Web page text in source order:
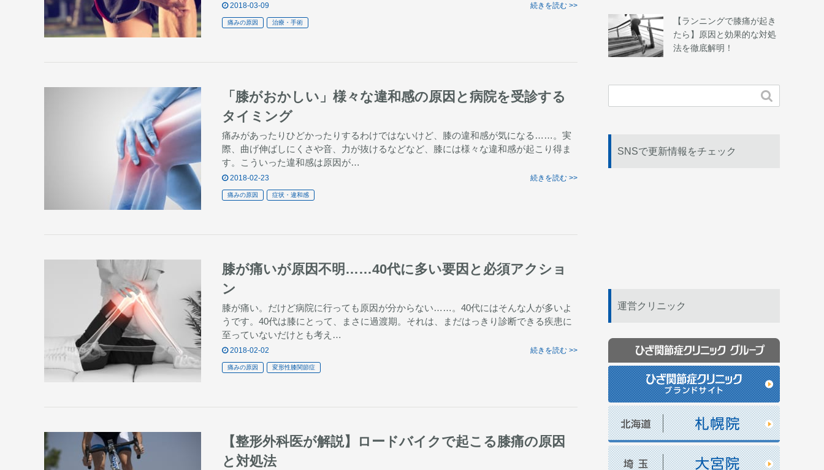
2018-03-09 続きを読む >>
痛みの原因 治療・手術
「膝がおかしい」様々な違和感の原因と病院を受診する
タイミング
痛みがあったりひどかったりするわけではないけど、膝の違和感が気になる……。実
際、曲げ伸ばしにくさや音、力が抜けるなどなど、膝には様々な違和感が起こり得ま
す。こういった違和感は原因が…
2018-02-23 続きを読む >>
痛みの原因 症状・違和感
膝が痛いが原因不明……40代に多い要因と必須アクショ
ン
膝が痛い。だけど病院に行っても原因が分からない……。40代にはそんな人が多いよ
うです。40代は膝にとって、まさに過渡期。それは、まだはっきり診断できる疾患に
至っていないだけとも考え…
2018-02-02 続きを読む >>
痛みの原因 変形性膝関節症
【整形外科医が解説】ロードバイクで起こる膝痛の原因
と対処法
【ランニングで膝痛が起き
たら】原因と効果的な対処
法を徹底解明！

SNSで更新情報をチェック
運営クリニック